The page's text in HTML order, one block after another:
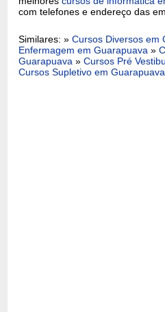
com telefones e endereço das
Similares: »Cursos Diversos em
Enfermagem em Guarapuava »
Guarapuava »Cursos Pré
Cursos Supletivo em Guarapuava